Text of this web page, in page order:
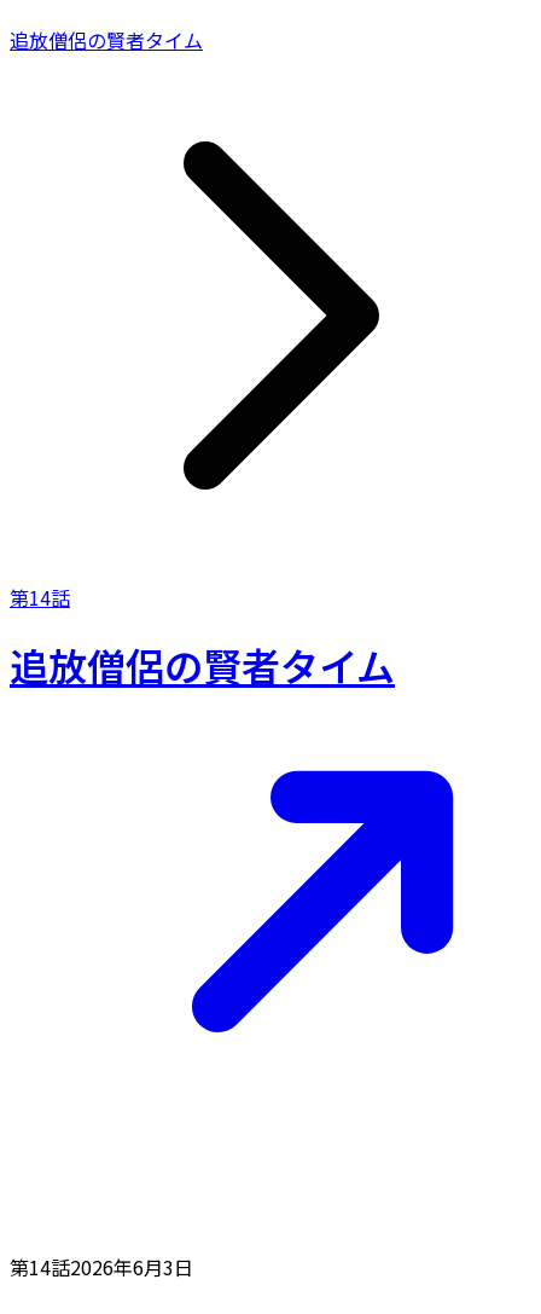
追放僧侶の賢者タイム
第14話
追放僧侶の賢者タイム
第14話2026年6月3日